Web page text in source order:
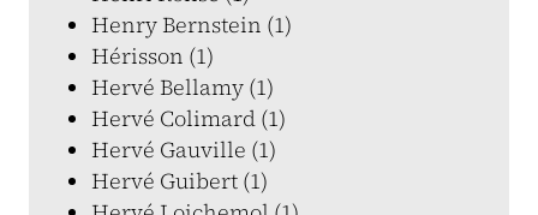
Henry Bernstein (1)
Hérisson (1)
Hervé Bellamy (1)
Hervé Colimard (1)
Hervé Gauville (1)
Hervé Guibert (1)